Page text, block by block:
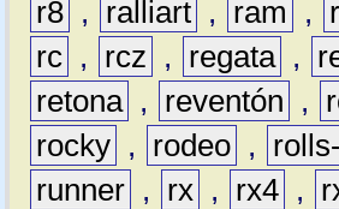
r8 , ralliart , ram ,
rc , rcz , regata ,
retona , reventón ,
rocky , rodeo ,
runner , rx , rx4 ,